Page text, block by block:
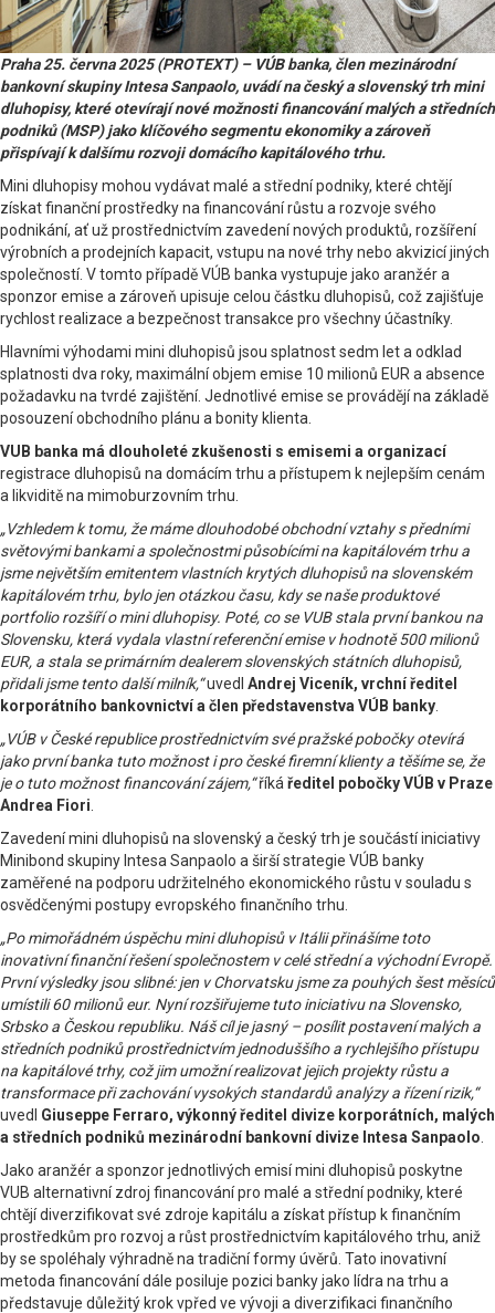
Praha 25. června 2025 (PROTEXT) – VÚB banka, člen mezinárodní
bankovní skupiny Intesa Sanpaolo, uvádí na český a slovenský trh mini
dluhopisy, které otevírají nové možnosti financování malých a středních
podniků (MSP) jako klíčového segmentu ekonomiky a zároveň
přispívají k dalšímu rozvoji domácího kapitálového trhu.
Mini dluhopisy mohou vydávat malé a střední podniky, které chtějí
získat finanční prostředky na financování růstu a rozvoje svého
podnikání, ať už prostřednictvím zavedení nových produktů, rozšíření
výrobních a prodejních kapacit, vstupu na nové trhy nebo akvizicí jiných
společností. V tomto případě VÚB banka vystupuje jako aranžér a
sponzor emise a zároveň upisuje celou částku dluhopisů, což zajišťuje
rychlost realizace a bezpečnost transakce pro všechny účastníky.
Hlavními výhodami mini dluhopisů jsou splatnost sedm let a odklad
splatnosti dva roky, maximální objem emise 10 milionů EUR a absence
požadavku na tvrdé zajištění. Jednotlivé emise se provádějí na základě
posouzení obchodního plánu a bonity klienta.
VUB banka má dlouholeté zkušenosti s emisemi a organizací
registrace dluhopisů na domácím trhu a přístupem k nejlepším cenám
a likviditě na mimoburzovním trhu.
„Vzhledem k tomu, že máme dlouhodobé obchodní vztahy s předními
světovými bankami a společnostmi působícími na kapitálovém trhu a
jsme největším emitentem vlastních krytých dluhopisů na slovenském
kapitálovém trhu, bylo jen otázkou času, kdy se naše produktové
portfolio rozšíří o mini dluhopisy. Poté, co se VUB stala první bankou na
Slovensku, která vydala vlastní referenční emise v hodnotě 500 milionů
EUR, a stala se primárním dealerem slovenských státních dluhopisů,
přidali jsme tento další milník,“uvedl Andrej Viceník, vrchní ředitel
korporátního bankovnictví a člen představenstva VÚB banky.
„VÚB v České republice prostřednictvím své pražské pobočky otevírá
jako první banka tuto možnost i pro české firemní klienty a těšíme se, že
je o tuto možnost financování zájem,“říkáředitel pobočky VÚB v Praze
Andrea Fiori.
Zavedení mini dluhopisů na slovenský a český trh je součástí iniciativy
Minibond skupiny Intesa Sanpaolo a širší strategie VÚB banky
zaměřené na podporu udržitelného ekonomického růstu v souladu s
osvědčenými postupy evropského finančního trhu.
„Po mimořádném úspěchu mini dluhopisů v Itálii přinášíme toto
inovativní finanční řešení společnostem v celé střední a východní Evropě.
První výsledky jsou slibné: jen v Chorvatsku jsme za pouhých šest měsíců
umístili 60 milionů eur. Nyní rozšiřujeme tuto iniciativu na Slovensko,
Srbsko a Českou republiku. Náš cíl je jasný – posílit postavení malých a
středních podniků prostřednictvím jednoduššího a rychlejšího přístupu
na kapitálové trhy, což jim umožní realizovat jejich projekty růstu a
transformace při zachování vysokých standardů analýzy a řízení rizik,“
uvedl Giuseppe Ferraro, výkonný ředitel divize korporátních, malých
a středních podniků mezinárodní bankovní divize Intesa Sanpaolo.
Jako aranžér a sponzor jednotlivých emisí mini dluhopisů poskytne
VUB alternativní zdroj financování pro malé a střední podniky, které
chtějí diverzifikovat své zdroje kapitálu a získat přístup k finančním
prostředkům pro rozvoj a růst prostřednictvím kapitálového trhu, aniž
by se spoléhaly výhradně na tradiční formy úvěrů. Tato inovativní
metoda financování dále posiluje pozici banky jako lídra na trhu a
představuje důležitý krok vpřed ve vývoji a diverzifikaci finančního